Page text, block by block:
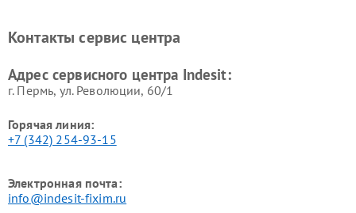
Indesit
Indesit
Контакты сервис центра
Адрес сервисного центра Indesit:
г. Пермь, ул. ​Революции, 60/1
Горячая линия:
+7 (342) 254-93-15
Электронная почта:
info@indesit-fixim.ru